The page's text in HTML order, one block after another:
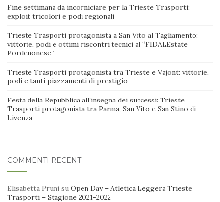
Fine settimana da incorniciare per la Trieste Trasporti:
exploit tricolori e podi regionali
Trieste Trasporti protagonista a San Vito al Tagliamento:
vittorie, podi e ottimi riscontri tecnici al “FIDALEstate
Pordenonese”
Trieste Trasporti protagonista tra Trieste e Vajont: vittorie,
podi e tanti piazzamenti di prestigio
Festa della Repubblica all’insegna dei successi: Trieste
Trasporti protagonista tra Parma, San Vito e San Stino di
Livenza
COMMENTI RECENTI
Elisabetta Pruni su Open Day – Atletica Leggera Trieste
Trasporti – Stagione 2021-2022